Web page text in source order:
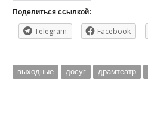
Поделиться ссылкой:
Telegram Facebook
выходные досуг драмтеатр